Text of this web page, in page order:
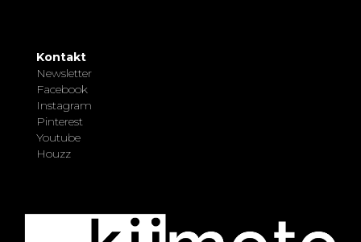
Kontakt
Newsletter
Facebook
Instagram
Pinterest
Youtube
Houzz